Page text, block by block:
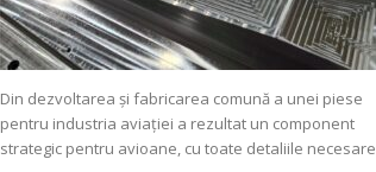
Din dezvoltarea și fabricarea comună a unei piese
pentru industria aviației a rezultat un component
strategic pentru avioane, cu toate detaliile necesare